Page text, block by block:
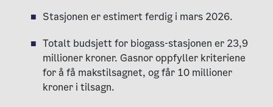
Stasjonen er estimert ferdig i mars 2026.
Totalt budsjett for biogass-stasjonen er 23,9
millioner kroner. Gasnor oppfyller kriteriene
for å få makstilsagnet, og får 10 millioner
kroner i tilsagn.